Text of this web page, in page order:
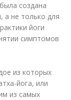
создана
а не только для
йоги
симптомов
из которых
йога, или
из самых